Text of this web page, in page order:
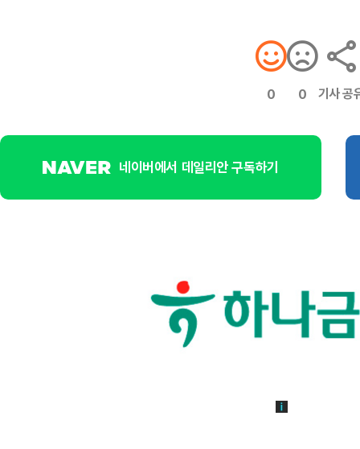
0 0 기사 공
네이버에서 데일리안 구독하기